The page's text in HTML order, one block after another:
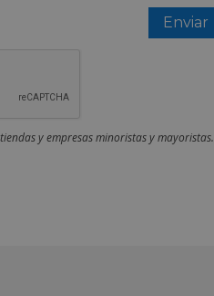
y empresas minoristas y mayoristas.